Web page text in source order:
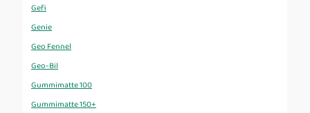
Gefi
Genie
Geo Fennel
Geo-Bil
Gummimatte 100
Gummimatte 150+